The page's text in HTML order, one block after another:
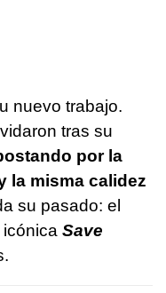
nuevo trabajo.
tras su
por la
la misma calidez
su pasado: el
Save